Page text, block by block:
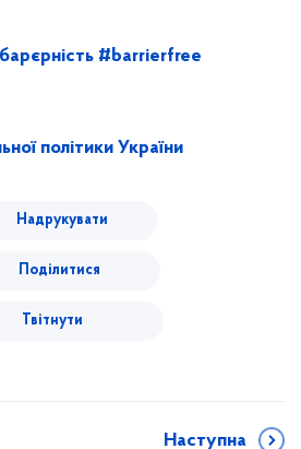
#barrierfree
політики України
Надрукувати
Поділитися
Твітнути
Наступна